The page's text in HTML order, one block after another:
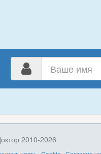
2010-2026